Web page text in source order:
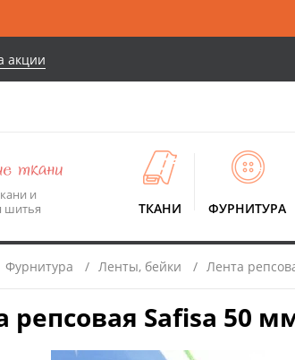
акции
и
шитья
ТКАНИ ФУРНИТУРА
Фурнитура Ленты, бейки Лента
репсовая Safisa 50